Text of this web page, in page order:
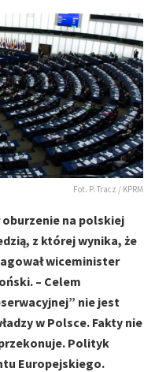
Fot. P. Tracz / KPRM
oburzenie na polskiej
z której wynika, że
wiceminister
– Celem
nie jest
w Polsce. Fakty nie
Polityk
Europejskiego.